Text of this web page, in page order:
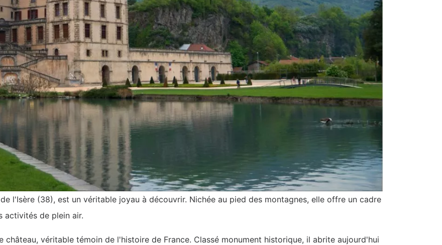
l'Isère (38), est un véritable joyau à découvrir. Nichée au pied des montagnes, elle offre un cadre
activités de plein air.
véritable témoin de l'histoire de France. Classé monument historique, il abrite aujourd'hui